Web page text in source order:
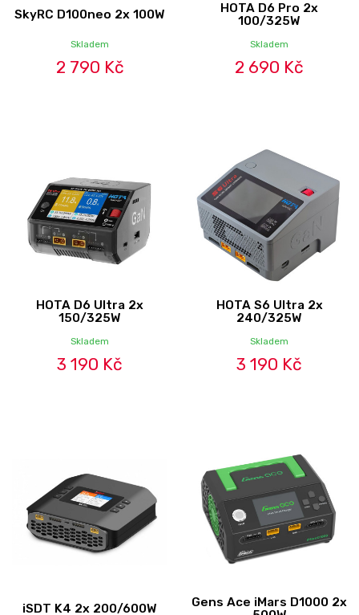
SkyRC D100neo 2x 100W
Skladem
2 790 Kč
HOTA D6 Pro 2x
100/325W
Skladem
2 690 Kč
HOTA D6 Ultra 2x
150/325W
Skladem
3 190 Kč
HOTA S6 Ultra 2x
240/325W
Skladem
3 190 Kč
iSDT K4 2x 200/600W
Gens Ace iMars D1000 2x